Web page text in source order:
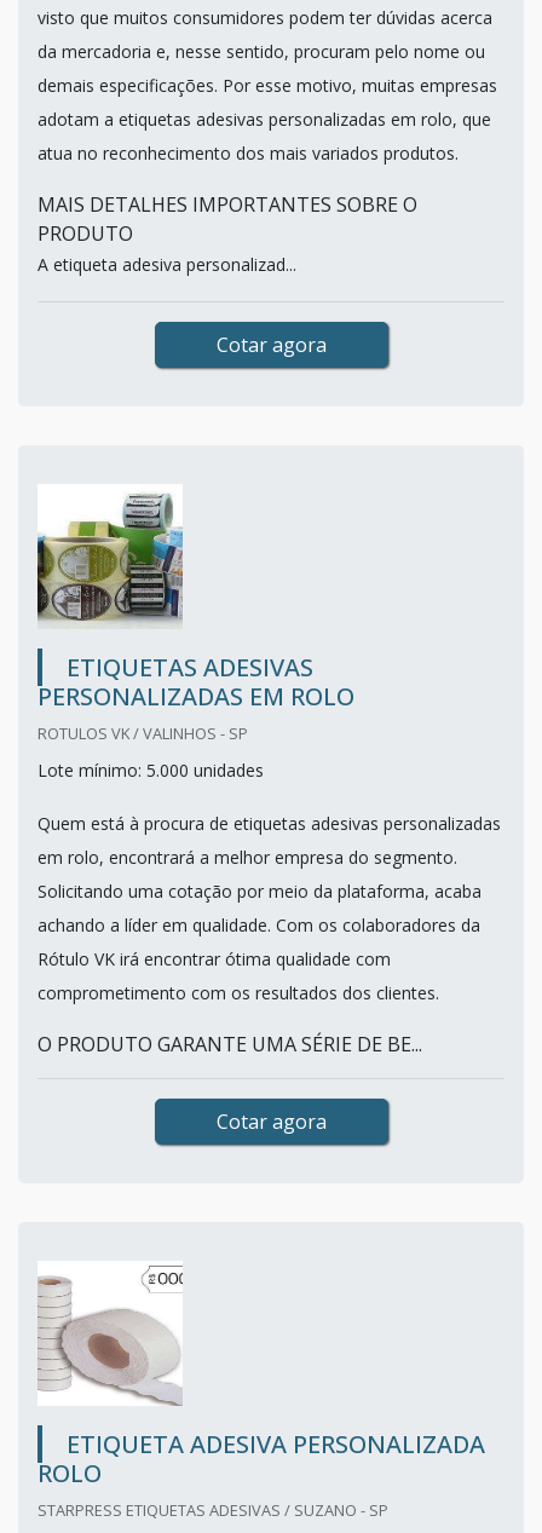
visto que muitos consumidores podem ter dúvidas acerca
da mercadoria e, nesse sentido, procuram pelo nome ou
demais especificações. Por esse motivo, muitas empresas
adotam a etiquetas adesivas personalizadas em rolo, que
atua no reconhecimento dos mais variados produtos.
MAIS DETALHES IMPORTANTES SOBRE O
PRODUTO
A etiqueta adesiva personalizad...
Cotar agora
ETIQUETAS ADESIVAS
PERSONALIZADAS EM ROLO
ROTULOS VK / VALINHOS - SP
Lote mínimo: 5.000 unidades
Quem está à procura de etiquetas adesivas personalizadas
em rolo, encontrará a melhor empresa do segmento.
Solicitando uma cotação por meio da plataforma, acaba
achando a líder em qualidade. Com os colaboradores da
Rótulo VK irá encontrar ótima qualidade com
comprometimento com os resultados dos clientes.
O PRODUTO GARANTE UMA SÉRIE DE BE...
Cotar agora
ETIQUETA ADESIVA PERSONALIZADA
ROLO
STARPRESS ETIQUETAS ADESIVAS / SUZANO - SP